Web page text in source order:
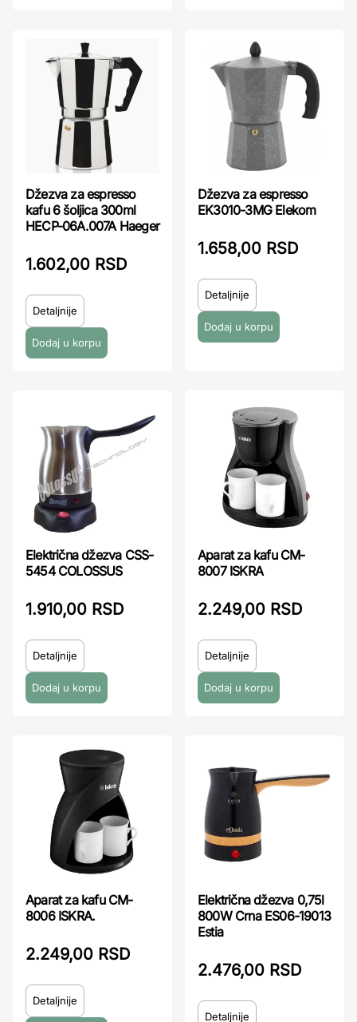
Džezva za espresso
kafu 6 šoljica 300ml
HECP-06A.007A Haeger
1.602,00 RSD
Detaljnije
Džezva za espresso
EK3010-3MG Elekom
1.658,00 RSD
Detaljnije
Električna džezva CSS-
5454 COLOSSUS
1.910,00 RSD
Detaljnije
Aparat za kafu CM-
8007 ISKRA
2.249,00 RSD
Detaljnije
Aparat za kafu CM-
8006 ISKRA.
2.249,00 RSD
Detaljnije
Električna džezva 0,75l
800W Crna ES06-19013
Estia
2.476,00 RSD
Detaljnije